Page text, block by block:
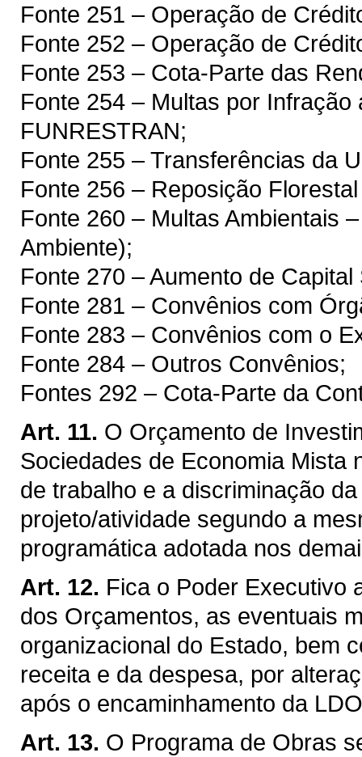
Fonte 251 – Operação de
Fonte 252 – Operação de
Fonte 253 – Cota-Parte das
Fonte 254 – Multas por
FUNRESTRAN;
Fonte 255 – Transferências da
Fonte 256 – Reposição
Fonte 260 – Multas Ambientais
Ambiente);
Fonte 270 – Aumento de Capital
Fonte 281 – Convênios com
Fonte 283 – Convênios com o
Fonte 284 – Outros Convênios;
Fontes 292 – Cota-Parte da
Art. 11. O Orçamento de
Sociedades de Economia Mista
de trabalho e a discriminação
projeto/atividade segundo a
programática adotada nos
Art. 12. Fica o Poder Executivo
dos Orçamentos, as eventuais
organizacional do Estado, bem
receita e da despesa, por
após o encaminhamento da
Art. 13. O Programa de Obras